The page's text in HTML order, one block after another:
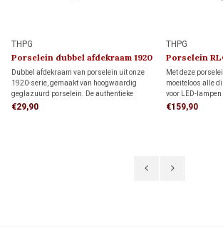
THPG
Porselein dubbel afdekraam 1920
Dubbel afdekraam van porselein uit onze
1920-serie, gemaakt van hoogwaardig
geglazuurd porselein. De authentieke
uitstraling maakt dit afdekraam ideaal voor
€29,90
THPG
Porselein
Watt) 1920
Met deze
moeiteloos alle
voor LED-
andere lampen
€159,90